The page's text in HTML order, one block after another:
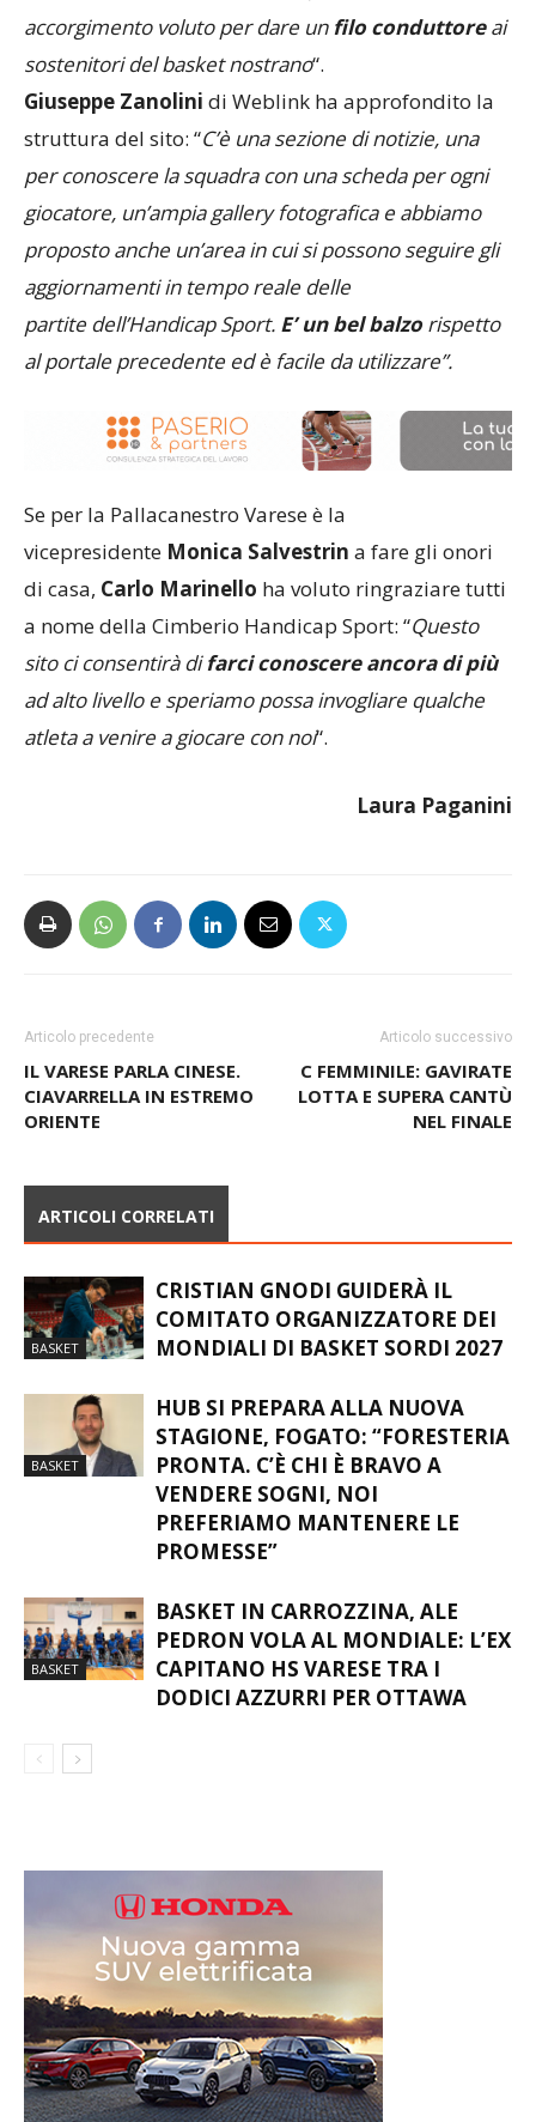
accorgimento voluto per dare unfilo conduttoreai
sostenitori del basket nostrano“.
Giuseppe Zanolini di Weblink ha approfondito la
struttura del sito: “C’è una sezione di notizie, una
per conoscere la squadra con una scheda per ogni
giocatore, un’ampia gallery fotografica e abbiamo
proposto anche un’area in cui si possono seguire gli
aggiornamentiin tempo reale delle
partite dell’Handicap Sport. E’ un bel balzo rispetto
al portale precedente ed è facile da utilizzare”.
Se per la Pallacanestro Varese è la
vicepresidente Monica Salvestrin a fare gli onori
di casa, Carlo Marinello ha voluto ringraziare tutti
a nome della Cimberio Handicap Sport: “Questo
sito ci consentirà difarci conoscere ancora di più
ad alto livello e speriamo possa invogliare qualche
atleta a venire a giocare con noi“.
Laura Paganini
Articolo precedente
IL VARESE PARLA CINESE.
CIAVARRELLA IN ESTREMO
ORIENTE
Articolo successivo
C FEMMINILE: GAVIRATE
LOTTA E SUPERA CANTÙ
NEL FINALE
ARTICOLI CORRELATI
BASKET
CRISTIAN GNODI GUIDERÀ IL
COMITATO ORGANIZZATORE DEI
MONDIALI DI BASKET SORDI 2027
BASKET
HUB SI PREPARA ALLA NUOVA
STAGIONE, FOGATO: “FORESTERIA
PRONTA. C’È CHI È BRAVO A
VENDERE SOGNI, NOI
PREFERIAMO MANTENERE LE
PROMESSE”
BASKET
BASKET IN CARROZZINA, ALE
PEDRON VOLA AL MONDIALE: L’EX
CAPITANO HS VARESE TRA I
DODICI AZZURRI PER OTTAWA